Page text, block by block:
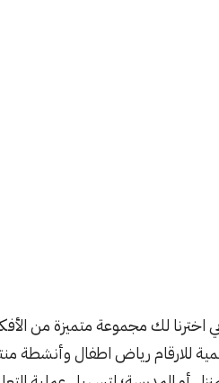
اخترنا لك مجموعة متميزة من
للارقام رياض اطفال وأنشطة